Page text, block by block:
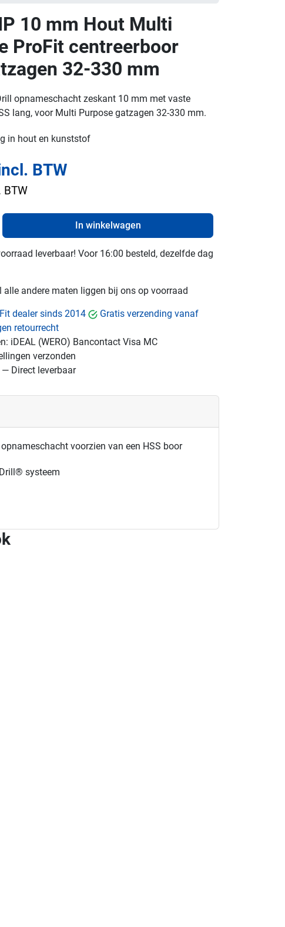
10 mm Hout Multi
ProFit centreerboor
32-330 mm
opnameschacht zeskant 10 mm met vaste
lang, voor Multi Purpose gatzagen 32-330 mm.
in hout en kunststof
BTW
BTW
In winkelwagen
leverbaar! Voor 16:00 besteld, dezelfde dag
alle andere maten liggen bij ons op voorraad
dealer sinds 2014
Gratis verzending vanaf
retourrecht
iDEAL (WERO) Bancontact Visa MC
verzonden
Direct leverbaar
voorzien van een HSS boor
systeem